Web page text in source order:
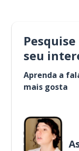
seu
Aprenda a
mais gosta